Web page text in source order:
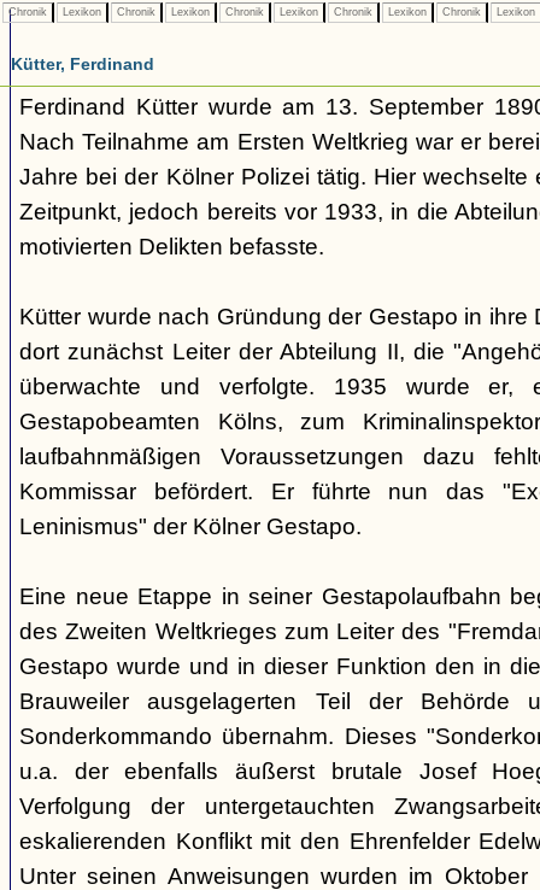
Chronik Lexikon Chronik Lexikon Chronik Lexikon Chronik Lexikon Chronik Lexikon
Kütter, Ferdinand
Ferdinand Kütter wurde am 13. September
Nach Teilnahme am Ersten Weltkrieg war er
Jahre bei der Kölner Polizei tätig. Hier
Zeitpunkt, jedoch bereits vor 1933, in die
motivierten Delikten befasste.
Kütter wurde nach Gründung der Gestapo in ihre
dort zunächst Leiter der Abteilung II, die
überwachte und verfolgte. 1935 wurde er,
Gestapobeamten Kölns, zum
laufbahnmäßigen Voraussetzungen dazu
Kommissar befördert. Er führte nun das
Leninismus" der Kölner Gestapo.
Eine neue Etappe in seiner Gestapolaufbahn
des Zweiten Weltkrieges zum Leiter des
Gestapo wurde und in dieser Funktion den in
Brauweiler ausgelagerten Teil der Behörde
Sonderkommando übernahm. Dieses
u.a. der ebenfalls äußerst brutale Josef
Verfolgung der untergetauchten
eskalierenden Konflikt mit den Ehrenfelder
Unter seinen Anweisungen wurden im